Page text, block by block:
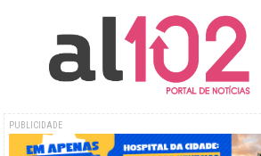
PUBLICIDADE